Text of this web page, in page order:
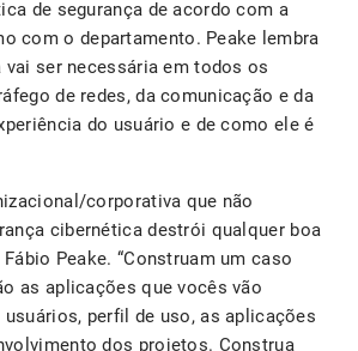
de segurança de acordo com a
com o departamento. Peake lembra
ser necessária em todos os
de redes, da comunicação e da
do usuário e de como ele é
corporativa que não
cibernética destrói qualquer boa
Peake. “Construam um caso
as aplicações que vocês vão
usuários, perfil de uso, as aplicações
dos projetos. Construa